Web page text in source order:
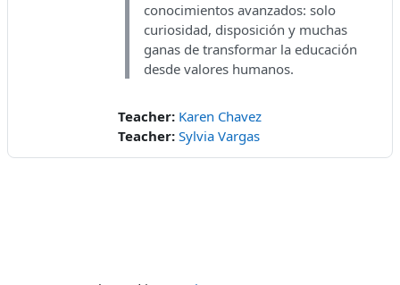
conocimientos avanzados: solo
curiosidad, disposición y muchas
ganas de transformar la educación
desde valores humanos.
Teacher: Karen Chavez
Teacher: Sylvia Vargas